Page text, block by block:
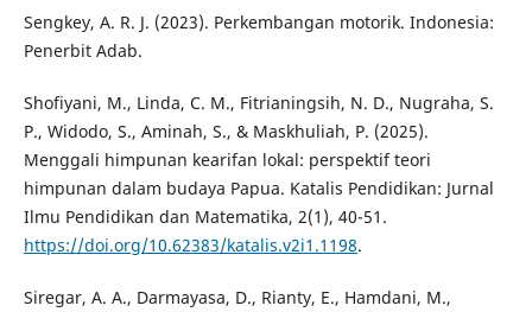
Sengkey, A. R. J. (2023). Perkembangan motorik. Indonesia:
Penerbit Adab.
Shofiyani, M., Linda, C. M., Fitrianingsih, N. D., Nugraha, S.
P., Widodo, S., Aminah, S., & Maskhuliah, P. (2025).
Menggali himpunan kearifan lokal: perspektif teori
himpunan dalam budaya Papua. Katalis Pendidikan: Jurnal
Ilmu Pendidikan dan Matematika, 2(1), 40-51.
https://doi.org/10.62383/katalis.v2i1.1198.
Siregar, A. A., Darmayasa, D., Rianty, E., Hamdani, M.,